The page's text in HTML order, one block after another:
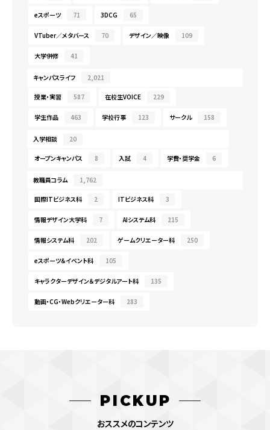
eスポーツ 71 3DCG 65
VTuber／メタバース 70 デザイン／映像 109
大学併修 41
キャンパスライフ 2,021
授業・実習 587 在校生VOICE 229
学生作品 463 学校行事 123 サークル 158
入学相談 20
オープンキャンパス 8 入試 4 学費・奨学金 6
教職員コラム 1,762
国際ITビジネス科 2 ITビジネス科 3
情報デザイン大学科 7 AIシステム科 215
情報システム科 202 ゲームクリエーター科 250
eスポーツ＆イベント科 105
キャラクターデザイン＆デジタルアート科 135
動画・CG・Webクリエーター科 283
PICKUP
おススメのコンテンツ